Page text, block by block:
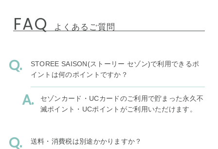
FAQ よくあるご質問
STOREE SAISON(ストーリー セゾン)で利用できるポ
イントは何のポイントですか？
セゾンカード・UCカードのご利用で貯まった永久不
滅ポイント・UCポイントがご利用いただけます。
送料・消費税は別途かかりますか？